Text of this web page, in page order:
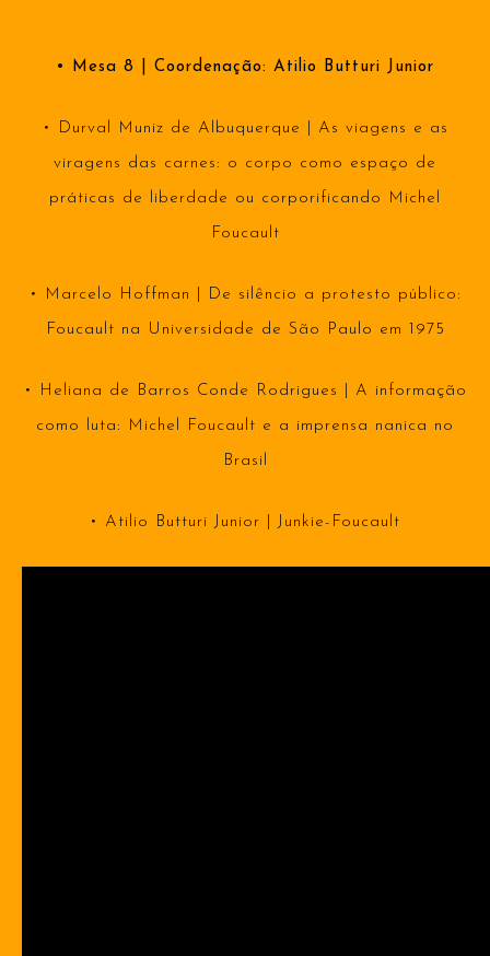
• Mesa 8 | Coordenação: Atilio Butturi Junior
• Durval Muniz de Albuquerque | As viagens e as
viragens das carnes: o corpo como espaço de
práticas de liberdade ou corporificando Michel
Foucault
• Marcelo Hoffman | De silêncio a protesto público:
Foucault na Universidade de São Paulo em 1975
• Heliana de Barros Conde Rodrigues | A informação
como luta: Michel Foucault e a imprensa nanica no
Brasil
• Atilio Butturi Junior | Junkie-Foucault